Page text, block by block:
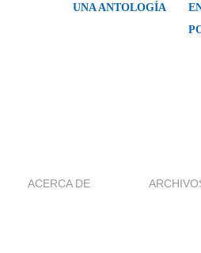
UNA ANTOLOGÍA
ACERCA DE